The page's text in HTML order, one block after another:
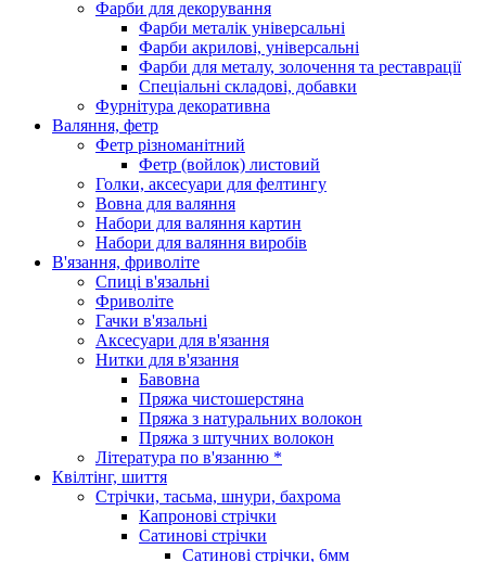
Фарби для декорування
Фарби металік універсальні
Фарби акрилові, універсальні
Фарби для металу, золочення та реставрації
Спеціальні складові, добавки
Фурнітура декоративна
Валяння, фетр
Фетр різноманітний
Фетр (войлок) листовий
Голки, аксесуари для фелтингу
Вовна для валяння
Набори для валяння картин
Набори для валяння виробів
В'язання, фриволіте
Спиці в'язальні
Фриволіте
Гачки в'язальні
Аксесуари для в'язання
Нитки для в'язання
Бавовна
Пряжа чистошерстяна
Пряжа з натуральних волокон
Пряжа з штучних волокон
Література по в'язанню *
Квілтінг, шиття
Стрічки, тасьма, шнури, бахрома
Капронові стрічки
Сатинові стрічки
Сатинові стрічки, 6мм